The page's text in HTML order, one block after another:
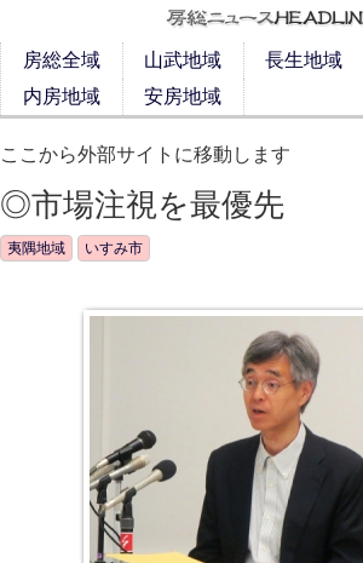
房総全域 山武地域 長生地域
内房地域
安房地域
ここから外部サイトに移動します
◎市場注視を最優先
夷隅地域 いすみ市